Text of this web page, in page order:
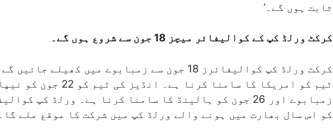
ثابت ہوں گے۔’
کرکٹ ورلڈ کپ کے کوالیفائر میچز 18 جون سے شروع ہوں گے۔
کرکٹ ورلڈ کپ کوالیفائرز 18 جون سے زمبابوے میں
زمبابوے اور 26 جون کو ہالینڈ کا سامنا کرنا ہے۔ ورلڈ کپ
کو اس سال بھارت میں ہونے والے ورلڈ کپ میں شرکت کا موقع ملے گا۔